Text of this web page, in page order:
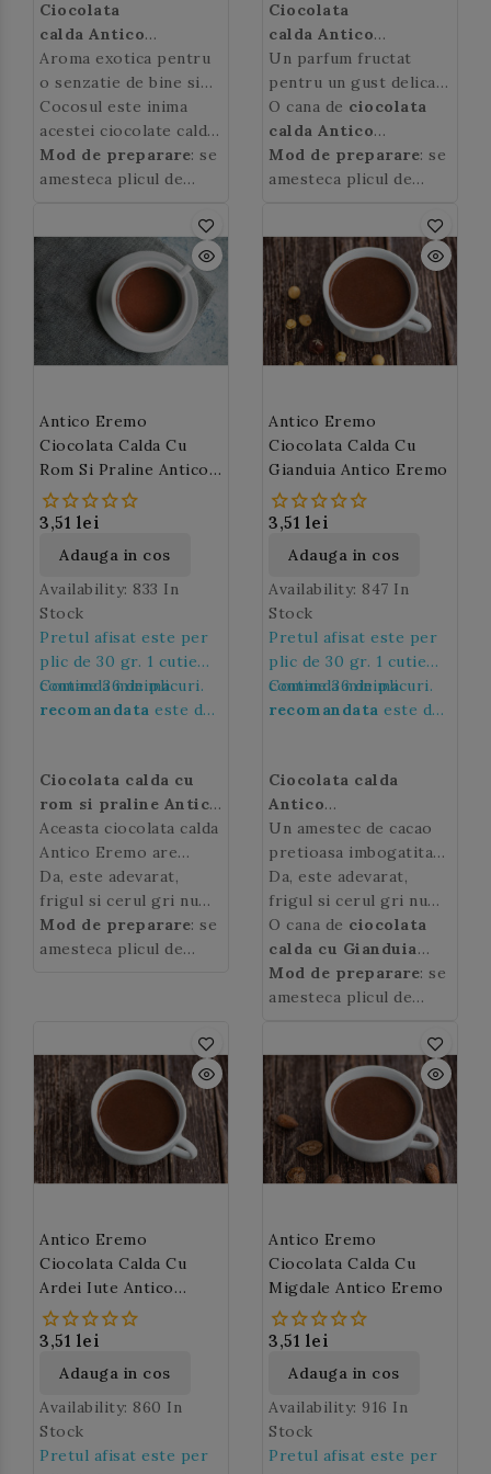
Ciocolata
calda Antico
Eremocu cocos,se
prepara la Espressor
Aroma exotica pentru
o senzatie de bine si
relaxare!
Cocosul este inima
acestei ciocolate calde
exotice, care te va
duce in tari
cana de ciocolata
calda Antico
Eremo cu cocos
aduce
un zambet, va va incalzi
intr-o zi racoroasa si
va va da o stare de
Mod de preparare: se
amesteca plicul de
Eremo cu cocosde 30
gr. cu 125 ml lapte si se
fierbe la steamer.
Ciocolata
calda Antico
Eremocu capsuni
prepara la Espressor
Un parfum fructat
pentru un gust delicat
de vara! Aroma
exploziva de capsuni
armonios combinata cu
cea de cacao fina, fac
rasfat.
O cana de ciocolata
calda Antico
Eremo cu
capsuniaduce un
intr-o zi racoroasa si
va va da o stare de
bine.
Mod de preparare: se
amesteca plicul de
Eremo cu capsunide
30 gr. cu 125 ml lapte
si se fierbe la steamer.
Antico Eremo
Ciocolata Calda Cu
Rom Si Praline Antico
Eremo
3,51 lei
Adauga in cos
Availability: 833 In
Stock
Pretul afisat este per
plic de 30 gr. 1 cutie
contine 36 de plicuri.
Comanda minima
recomandata este de
Ciocolata calda cu
rom si praline Antico
Eremo, se prepara la
Espressor
Aceasta ciocolata calda
Antico Eremo are
aroma intensa de rom
este imbogatita cu
praline crocante
pentru deliciul
Da, este adevarat,
frigul si cerul gri nu
dau pofta de viata. Insa
sezonul rece aduce cu
ciocolata calda cu
rom si praline Antico
Eremoaduce un
zambet, va va incalzi
intr-o zi racoroasa si
va va da o stare de
Mod de preparare: se
amesteca plicul de
Antico Eremo
Ciocolata Calda Cu
Gianduia Antico Eremo
3,51 lei
Adauga in cos
Availability: 847 In
Stock
Pretul afisat este per
plic de 30 gr. 1 cutie
contine 36 de plicuri.
Comanda minima
recomandata este de
Ciocolata calda
Antico
Eremo cu Gianduia,
se prepara la
Espressor
Un amestec de cacao
pretioasa imbogatita
cu alune de padure ce-i
ofera ciocolatei calde
cu Gianduiao textura
moale si catifelata.
Da, este adevarat,
frigul si cerul gri nu
dau pofta de viata. Insa
sezonul rece aduce cu
el mici placeri
reconfortante, ciocola
O cana de ciocolata
calda cu Gianduia
Antico Eremoaduce
un zambet, va va incalzi
bine.
Mod de preparare: se
amesteca plicul de
gr. cu 125 ml lapte si se
fierbe la steamer.
Antico Eremo
Ciocolata Calda Cu
Ardei Iute Antico
Eremo
3,51 lei
Adauga in cos
Availability: 860 In
Stock
Pretul afisat este per
Antico Eremo
Ciocolata Calda Cu
Migdale Antico Eremo
3,51 lei
Adauga in cos
Availability: 916 In
Stock
Pretul afisat este per